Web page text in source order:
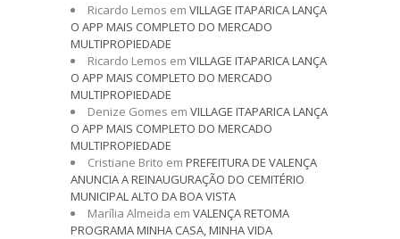
Ricardo Lemos em VILLAGE ITAPARICA LANÇA
O APP MAIS COMPLETO DO MERCADO
MULTIPROPIEDADE
Ricardo Lemos em VILLAGE ITAPARICA LANÇA
O APP MAIS COMPLETO DO MERCADO
MULTIPROPIEDADE
Denize Gomes em VILLAGE ITAPARICA LANÇA
O APP MAIS COMPLETO DO MERCADO
MULTIPROPIEDADE
Cristiane Brito em PREFEITURA DE VALENÇA
ANUNCIA A REINAUGURAÇÃO DO CEMITÉRIO
MUNICIPAL ALTO DA BOA VISTA
Marília Almeida em VALENÇA RETOMA
PROGRAMA MINHA CASA, MINHA VIDA